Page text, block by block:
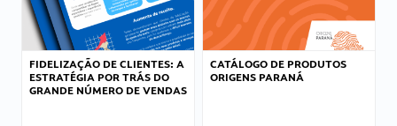
FIDELIZAÇÃO DE CLIENTES: A
ESTRATÉGIA POR TRÁS DO
GRANDE NÚMERO DE VENDAS
CATÁLOGO DE PRODUTOS
ORIGENS PARANÁ